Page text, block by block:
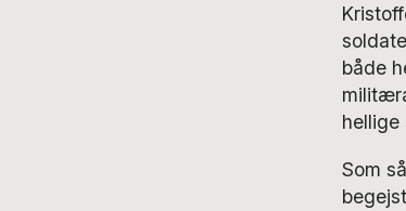
både
hellige
Som